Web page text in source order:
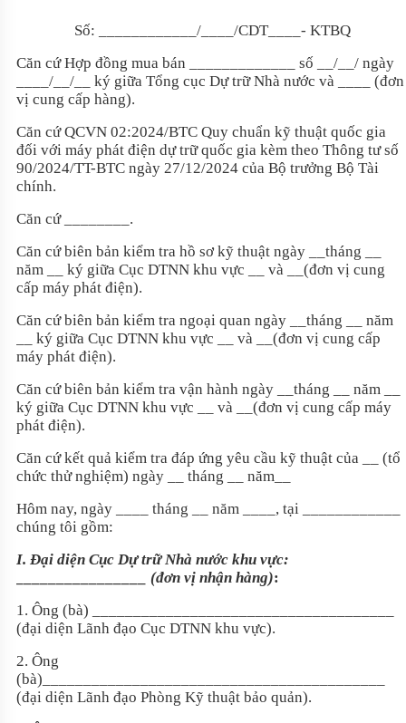
Số: ____________/____/CDT____- KTBQ
Căn cứ Hợp đồng mua bán _____________ số __/__/ ngày
____/__/__ ký giữa Tổng cục Dự trữ Nhà nước và ____ (đơn
vị cung cấp hàng).
Căn cứ QCVN 02:2024/BTC Quy chuẩn kỹ thuật quốc gia
đối với máy phát điện dự trữ quốc gia kèm theo Thông tư số
90/2024/TT-BTC ngày 27/12/2024 của Bộ trưởng Bộ Tài
chính.
Căn cứ ________.
Căn cứ biên bản kiểm tra hồ sơ kỹ thuật ngày __tháng __
năm __ ký giữa Cục DTNN khu vực __ và __(đơn vị cung
cấp máy phát điện).
Căn cứ biên bản kiểm tra ngoại quan ngày __tháng __ năm
__ ký giữa Cục DTNN khu vực __ và __(đơn vị cung cấp
máy phát điện).
Căn cứ biên bản kiểm tra vận hành ngày __tháng __ năm __
ký giữa Cục DTNN khu vực __ và __(đơn vị cung cấp máy
phát điện).
Căn cứ kết quả kiểm tra đáp ứng yêu cầu kỹ thuật của __ (tổ
chức thử nghiệm) ngày __ tháng __ năm__
Hôm nay, ngày ____ tháng __ năm ____, tại ____________
chúng tôi gồm:
I. Đại diện Cục Dự trữ Nhà nước khu vực:
________________ (đơn vị nhận hàng):
1. Ông (bà) _____________________________________
(đại diện Lãnh đạo Cục DTNN khu vực).
2. Ông
(bà)__________________________________________
(đại diện Lãnh đạo Phòng Kỹ thuật bảo quản).